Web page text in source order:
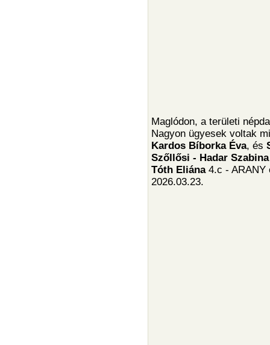
Maglódon, a területi
Nagyon ügyesek voltak
Kardos Bíborka Éva, és
Szőllősi - Hadar
Tóth Eliána4.c - ARANY
2026.03.23.